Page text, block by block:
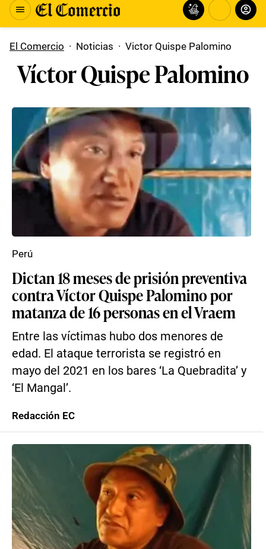
El Comercio · Noticias · Victor Quispe Palomino
Víctor Quispe Palomino
Dictan 18 meses de prisión preventiva
contra Víctor Quispe Palomino por
matanza de 16 personas en el Vraem
Entre las víctimas hubo dos menores de
edad. El ataque terrorista se registró en
mayo del 2021 en los bares ‘La Quebradita’ y
‘El Mangal’.
Perú
Redacción EC